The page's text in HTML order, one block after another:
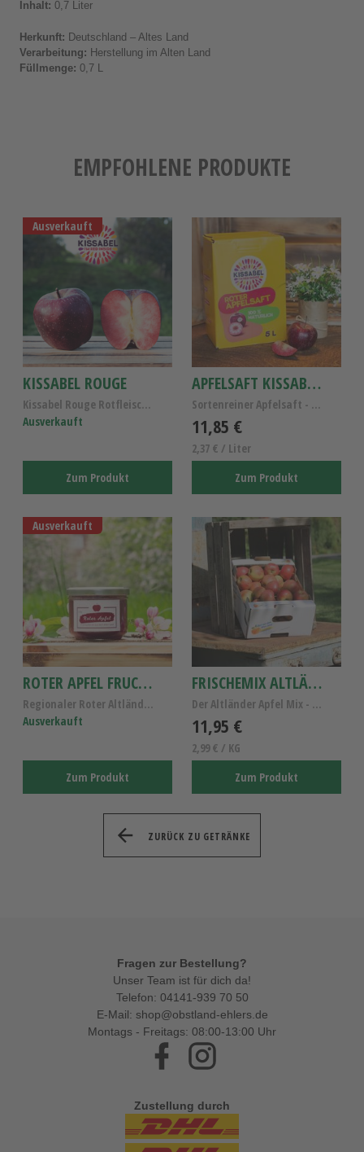
Inhalt: 0,7 Liter
Herkunft: Deutschland – Altes Land
Verarbeitung: Herstellung im Alten Land
Füllmenge: 0,7 L
EMPFOHLENE PRODUKTE
Ausverkauft
KISSABEL ROUGE
Kissabel Rouge Rotfleischige Apfelsorte – Altlände...
Ausverkauft
Zum Produkt
APFELSAFT KISSABEL ROUGE 5L
Sortenreiner Apfelsaft - Kissabel Rouge Rotfleisch...
11,85 €
2,37 € / Liter
Zum Produkt
Ausverkauft
ROTER APFEL FRUCHTAUFSTRICH
Regionaler Roter Altländer Apfel-Fruchtaufstrich, ...
Ausverkauft
Zum Produkt
FRISCHEMIX ALTLÄNDER ÄPFEL
Der Altländer Apfel Mix - Altländer Apfelsorten
11,95 €
2,99 € / KG
Zum Produkt
ZURÜCK ZU GETRÄNKE
Fragen zur Bestellung?
Unser Team ist für dich da!
Telefon: 04141-939 70 50
E-Mail: shop@obstland-ehlers.de
Montags - Freitags: 08:00-13:00 Uhr
Facebook
Zustellung durch